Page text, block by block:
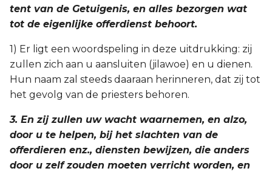
tent van de Getuigenis, en alles bezorgen wat
tot de eigenlijke offerdienst behoort.
1) Er ligt een woordspeling in deze uitdrukking: zij
zullen zich aan u aansluiten (jilawoe) en u dienen.
Hun naam zal steeds daaraan herinneren, dat zij tot
het gevolg van de priesters behoren.
3. En zij zullen uw wacht waarnemen, en alzo,
door u te helpen, bij het slachten van de
offerdieren enz., diensten bewijzen, die anders
door u zelf zouden moeten verricht worden, en